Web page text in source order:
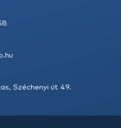
Széchenyi út 49.